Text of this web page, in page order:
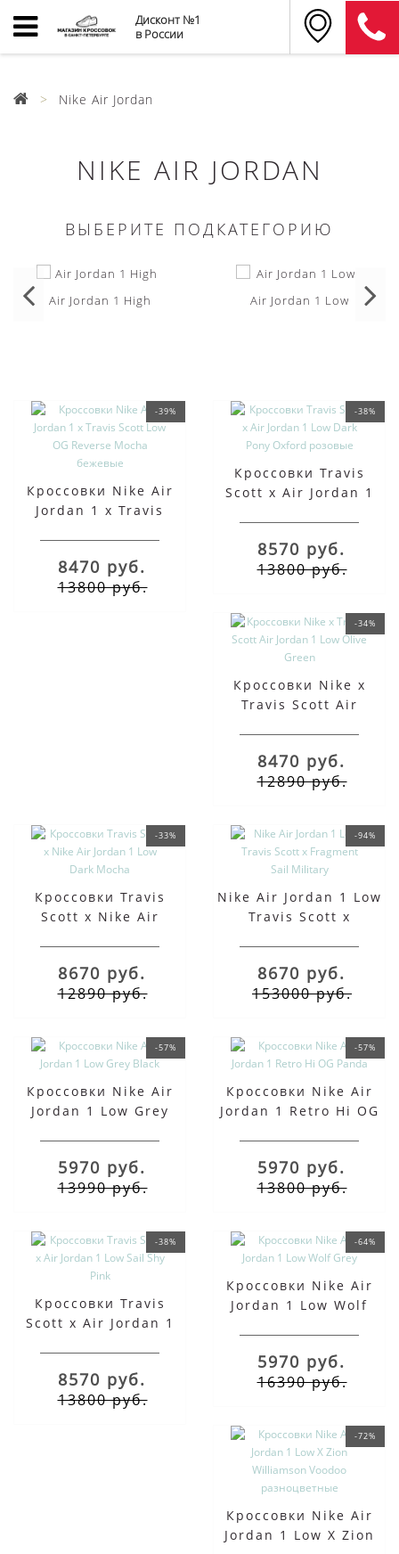
Дисконт №1
в России
Nike Air Jordan
NIKE AIR JORDAN
ВЫБЕРИТЕ ПОДКАТЕГОРИЮ
Air Jordan 1 High Air Jordan 1 Low
-39%
Кроссовки Nike Air
Jordan 1 x Travis
8470 руб.
13800 руб.
-38%
Кроссовки Travis
Scott x Air Jordan 1
8570 руб.
13800 руб.
-34%
Кроссовки Nike x
Travis Scott Air
8470 руб.
12890 руб.
-33%
Кроссовки Travis
Scott x Nike Air
8670 руб.
12890 руб.
-94%
Nike Air Jordan 1 Low
Travis Scott x
8670 руб.
153000 руб.
-57%
Кроссовки Nike Air
Jordan 1 Low Grey
5970 руб.
13990 руб.
-57%
Кроссовки Nike Air
Jordan 1 Retro Hi OG
5970 руб.
13800 руб.
-38%
Кроссовки Travis
Scott x Air Jordan 1
8570 руб.
13800 руб.
-64%
Кроссовки Nike Air
Jordan 1 Low Wolf
5970 руб.
16390 руб.
-72%
Кроссовки Nike Air
Jordan 1 Low X Zion